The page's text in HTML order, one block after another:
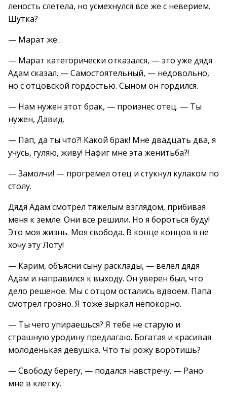
леность слетела, но усмехнулся все же с неверием.
Шутка?
— Марат же…
— Марат категорически отказался, — это уже дядя
Адам сказал. — Самостоятельный, — недовольно,
но с отцовской гордостью. Сыном он гордился.
— Нам нужен этот брак, — произнес отец. — Ты
нужен, Давид.
— Пап, да ты что?! Какой брак! Мне двадцать два, я
учусь, гуляю, живу! Нафиг мне эта женитьба?!
— Замолчи! — прогремел отец и стукнул кулаком по
столу.
Дядя Адам смотрел тяжелым взглядом, прибивая
меня к земле. Они все решили. Но я бороться буду!
Это моя жизнь. Моя свобода. В конце концов я не
хочу эту Лоту!
— Карим, объясни сыну расклады, — велел дядя
Адам и направился к выходу. Он уверен был, что
дело решеное. Мы с отцом остались вдвоем. Папа
смотрел грозно. Я тоже зыркал непокорно.
— Ты чего упираешься? Я тебе не старую и
страшную уродину предлагаю. Богатая и красивая
молоденькая девушка. Что ты рожу воротишь?
— Свободу берегу, — подался навстречу. — Рано
мне в клетку.